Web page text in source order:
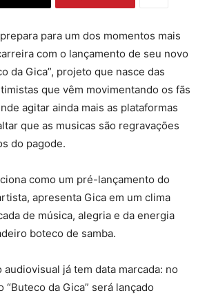
para um dos momentos mais
com o lançamento de seu novo
da Gica”, projeto que nasce das
que vêm movimentando os fãs
agitar ainda mais as plataformas
que as musicas são regravações
do pagode.
como um pré-lançamento do
apresenta Gica em um clima
de música, alegria e da energia
boteco de samba.
já tem data marcada: no
“Buteco da Gica” será lançado